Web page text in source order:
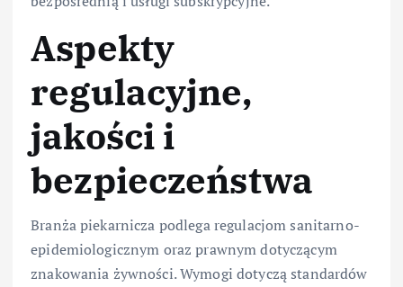
Aspekty
regulacyjne,
jakości i
bezpieczeństwa
Branża piekarnicza podlega regulacjom sanitarno-
epidemiologicznym oraz prawnym dotyczącym
znakowania żywności. Wymogi dotyczą standardów